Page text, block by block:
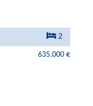
2
635.000 €